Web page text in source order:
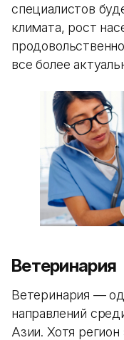
специалистов
климата, рост
все более
Ветеринария
Ветеринария —
направлений
Азии. Хотя регион